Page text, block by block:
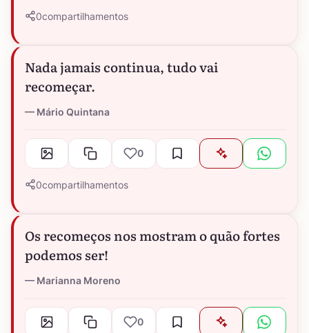
0compartilhamentos
Nada jamais continua, tudo vai
recomeçar.
Mário Quintana
0
0compartilhamentos
Os recomeços nos mostram o quão fortes
podemos ser!
Marianna Moreno
0